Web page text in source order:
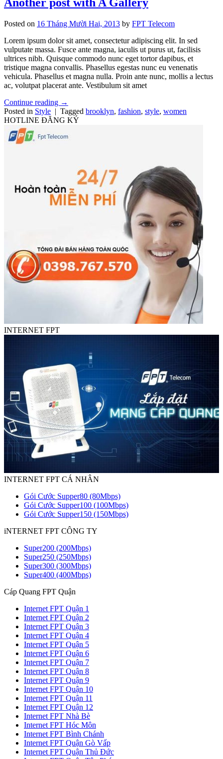
Another post with A Gallery
Posted on 16 Tháng Mười Hai, 2013 by FPT Telecom
Lorem ipsum dolor sit amet, consectetur adipiscing elit. In sed
vulputate massa. Fusce ante magna, iaculis ut purus ut, facilisis
ultrices nibh. Quisque commodo nunc eget tortor dapibus, et
tristique magna convallis. Phasellus egestas nunc eu venenatis
vehicula. Phasellus et magna nulla. Proin ante nunc, mollis a lectus
ac, volutpat placerat ante. Vestibulum sit amet
Continue reading →
Posted in Style | Tagged brooklyn, fashion, style, women
HOTLINE ĐĂNG KÝ
INTERNET FPT
INTERNET FPT CÁ NHÂN
Gói Cước Supper80 (80Mbps)
Gói Cước Supper100 (100Mbps)
Gói Cước Supper150 (150Mbps)
iNTERNET FPT CÔNG TY
Super200 (200Mbps)
Super250 (250Mbps)
Super300 (300Mbps)
Super400 (400Mbps)
Cáp Quang FPT Quận
Internet FPT Quận 1
Internet FPT Quận 2
Internet FPT Quận 3
Internet FPT Quận 4
Internet FPT Quận 5
Internet FPT Quận 6
Internet FPT Quận 7
Internet FPT Quận 8
Internet FPT Quận 9
Internet FPT Quận 10
Internet FPT Quận 11
Internet FPT Quận 12
Internet FPT Nhà Bè
Internet FPT Hóc Môn
Internet FPT Bình Chánh
Internet FPT Quận Gò Vấp
Internet FPT Quận Thủ Đức